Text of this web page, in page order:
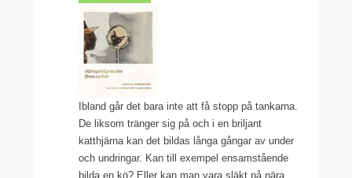
Ibland går det bara inte att få stopp på tankarna.
De liksom tränger sig på och i en briljant
katthjärna kan det bildas långa gångar av under
och undringar. Kan till exempel ensamstående
bilda en kö? Eller kan man vara släkt på nära